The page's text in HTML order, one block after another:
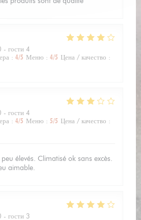
гости 4
: 4/5 Меню : 4/5 Цена / качество :
гости 4
: 4/5 Меню : 5/5 Цена / качество :
élevés. Climatisé ok sans excès.
aimable.
гости 3